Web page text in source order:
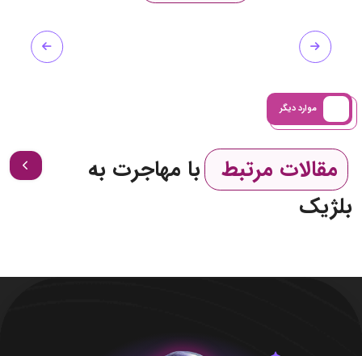
موارد دیگر
مقالات مرتبط
با مهاجرت به
بلژیک